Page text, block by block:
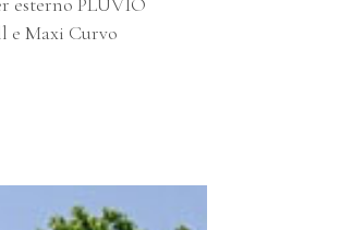
e Maxi Curvo